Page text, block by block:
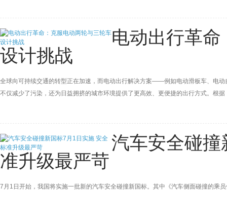
电动出行革
设计挑战
全球向可持续交通的转型正在加速，而电动出行解决方案——例如电动滑板车、电
不仅减少了污染，还为日益拥挤的城市环境提供了更高效、更便捷的出行方式。根
汽车安全碰撞
准升级最严苛
7月1日开始，我国将实施一批新的汽车安全碰撞新国标。其中《汽车侧面碰撞的乘